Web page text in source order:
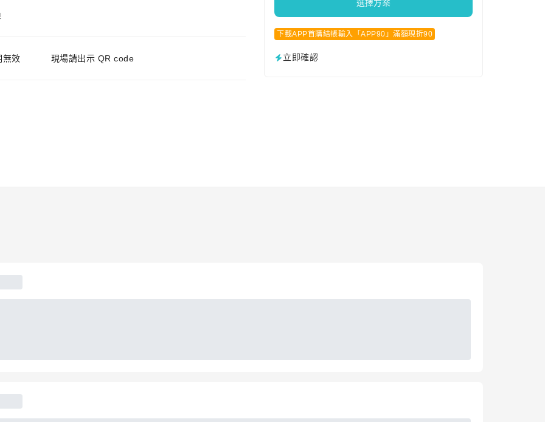
無效 現場請出示 QR code
選擇方案
下載APP首購結帳輸入「APP90」滿額現折90
立即確認